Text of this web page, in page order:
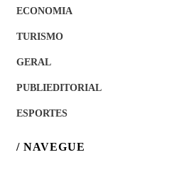
ECONOMIA
TURISMO
GERAL
PUBLIEDITORIAL
ESPORTES
/ NAVEGUE